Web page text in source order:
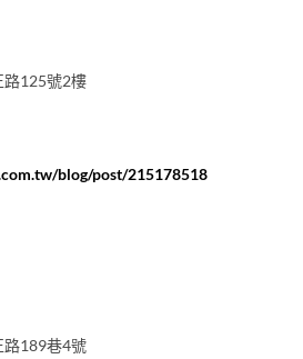
路125號2樓
blog/post/215178518
路189巷4號